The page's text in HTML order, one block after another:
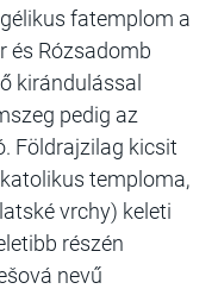
fatemplom a
és Rózsadomb
kirándulással
pedig az
Földrajzilag kicsit
temploma,
vrchy) keleti
részén
nevű